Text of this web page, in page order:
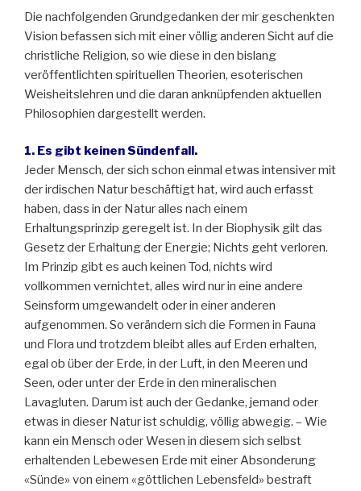
Die nachfolgenden Grundgedanken der mir geschenkten
Vision befassen sich mit einer völlig anderen Sicht auf die
christliche Religion, so wie diese in den bislang
veröffentlichten spirituellen Theorien, esoterischen
Weisheitslehren und die daran anknüpfenden aktuellen
Philosophien dargestellt werden.
1. Es gibt keinen Sündenfall.
Jeder Mensch, der sich schon einmal etwas intensiver mit
der irdischen Natur beschäftigt hat, wird auch erfasst
haben, dass in der Natur alles nach einem
Erhaltungsprinzip geregelt ist. In der Biophysik gilt das
Gesetz der Erhaltung der Energie; Nichts geht verloren.
Im Prinzip gibt es auch keinen Tod, nichts wird
vollkommen vernichtet, alles wird nur in eine andere
Seinsform umgewandelt oder in einer anderen
aufgenommen. So verändern sich die Formen in Fauna
und Flora und trotzdem bleibt alles auf Erden erhalten,
egal ob über der Erde, in der Luft, in den Meeren und
Seen, oder unter der Erde in den mineralischen
Lavagluten. Darum ist auch der Gedanke, jemand oder
etwas in dieser Natur ist schuldig, völlig abwegig. – Wie
kann ein Mensch oder Wesen in diesem sich selbst
erhaltenden Lebewesen Erde mit einer Absonderung
«Sünde» von einem «göttlichen Lebensfeld» bestraft